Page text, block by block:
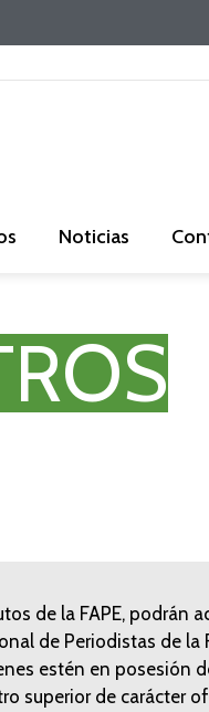
Noticias
de la FAPE, podrán
de Periodistas de la
estén en posesión
superior de carácter